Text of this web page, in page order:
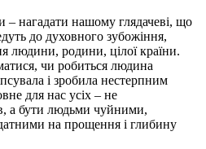
– нагадати нашому глядачеві, що
до духовного зубожіння,
людини, родини, цілої країни.
чи робиться людина
і зробила нестерпним
для нас усіх – не
а бути людьми чуйними,
на прощення і глибину